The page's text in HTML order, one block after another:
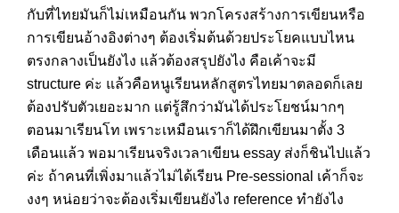
กับที่ไทยมันก็ไม่เหมือนกัน พวกโครงสร้างการเขียนหรือ
การเขียนอ้างอิงต่างๆ ต้องเริ่มต้นด้วยประโยคแบบไหน
ตรงกลางเป็นยังไง แล้วต้องสรุปยังไง คือเค้าจะมี
structure ค่ะ แล้วคือหนูเรียนหลักสูตรไทยมาตลอดก็เลย
ต้องปรับตัวเยอะมาก แต่รู้สึกว่ามันได้ประโยชน์มากๆ
ตอนมาเรียนโท เพราะเหมือนเราก็ได้ฝึกเขียนมาตั้ง 3
เดือนแล้ว พอมาเรียนจริงเวลาเขียน essay ส่งก็ชินไปแล้ว
ค่ะ ถ้าคนที่เพิ่งมาแล้วไม่ได้เรียน Pre-sessional เค้าก็จะ
งงๆ หน่อยว่าจะต้องเริ่มเขียนยังไง reference ทำยังไง